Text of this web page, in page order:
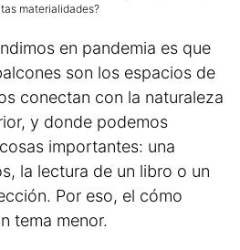
materialidades?
en pandemia es que
son los espacios de
conectan con la naturaleza
y donde podemos
importantes: una
la lectura de un libro o un
Por eso, el cómo
tema menor.